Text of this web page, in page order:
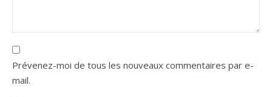
Prévenez-moi de tous les nouveaux commentaires par e-
mail.